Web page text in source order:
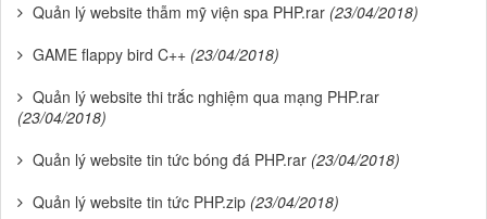
Quản lý website thẫm mỹ viện spa PHP.rar (23/04/2018)
GAME flappy bird C++ (23/04/2018)
Quản lý website thi trắc nghiệm qua mạng PHP.rar
(23/04/2018)
Quản lý website tin tức bóng đá PHP.rar (23/04/2018)
Quản lý website tin tức PHP.zip (23/04/2018)